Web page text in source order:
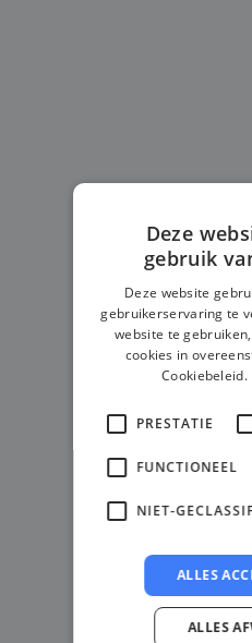
Deze
gebruik
Deze website
gebruikerservaring te
website te
cookies in
Cookiebeleid.
PRESTATIE
FUNCTIONEEL
NIET-
ALLES
ALLES